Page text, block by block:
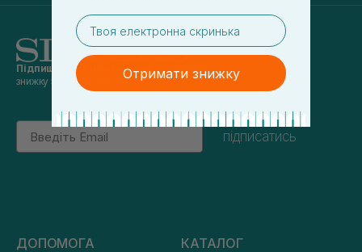
Підпишись на наші новинита отримуй
знижку 5% на перше замовлення
Email
підписатись
ДОПОМОГА КАТАЛОГ
email
Отримати знижку